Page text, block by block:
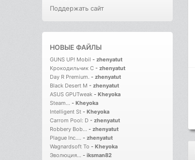
Поддержать сайт
НОВЫЕ ФАЙЛЫ
GUNS UP! Mobil - zhenyatut
Крокодильчик С - zhenyatut
Day R Premium. - zhenyatut
Black Desert M - zhenyatut
ASUS GPUTweak - Kheyoka
Steam... - Kheyoka
Intelligent St - Kheyoka
Carrom Pool: D - zhenyatut
Robbery Bob... - zhenyatut
Plague Inc.... - zhenyatut
Wagnardsoft To - Kheyoka
Эволюция... - iksman82